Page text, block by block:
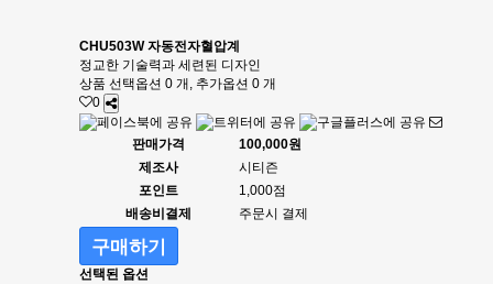
CHU503W 자동전자혈압계
정교한 기술력과 세련된 디자인
상품 선택옵션 0 개, 추가옵션 0 개
0
판매가격
100,000원
제조사
시티즌
포인트
1,000점
배송비결제
주문시 결제
구매하기
선택된 옵션